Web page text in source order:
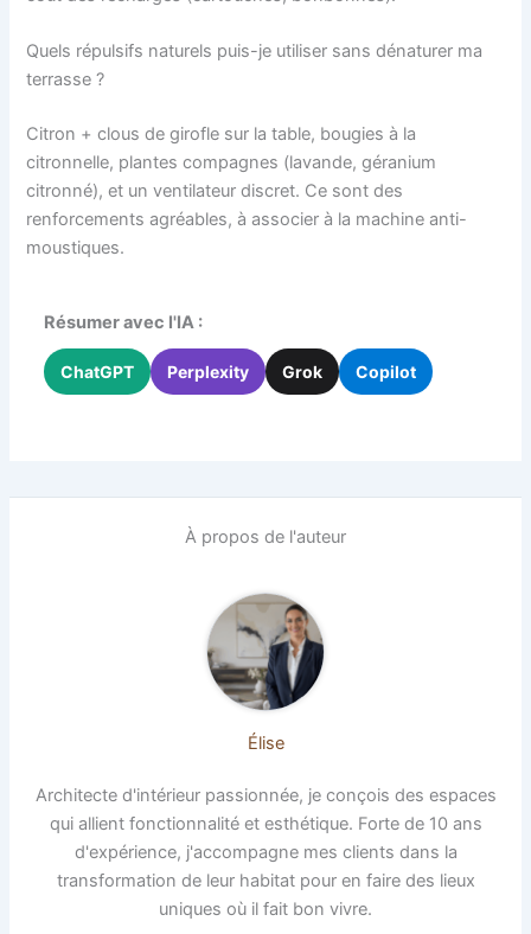
Quels répulsifs naturels puis-je utiliser sans dénaturer ma
terrasse ?
Citron + clous de girofle sur la table, bougies à la
citronnelle, plantes compagnes (lavande, géranium
citronné), et un ventilateur discret. Ce sont des
renforcements agréables, à associer à la machine anti-
moustiques.
Résumer avec l'IA :
ChatGPT Perplexity Grok Copilot
À propos de l'auteur
Élise
Architecte d'intérieur passionnée, je conçois des espaces
qui allient fonctionnalité et esthétique. Forte de 10 ans
d'expérience, j'accompagne mes clients dans la
transformation de leur habitat pour en faire des lieux
uniques où il fait bon vivre.